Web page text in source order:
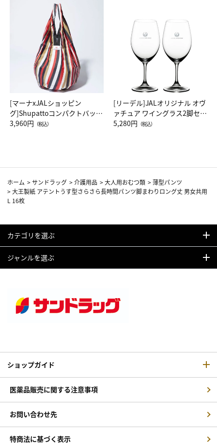
[マーナxJALショッピン
グ]Shupattoコンパクトバッグ
Drop JAL客室乗務員（LC）ス
3,960円 （税込）
[リーデル]JALオリジナル オヴ
ァチュア ワイングラス2脚セッ
ト（レッドワイン）
5,280円 （税込）
ホーム >サンドラッグ >介護用品 >大人用おむつ類 >薄型パンツ
>大王製紙 アテントうす型さらさら長時間パンツ脚まわりロング丈 男女共用
L 16枚
カテゴリを選ぶ
ジャンルを選ぶ
ショップガイド
医薬品販売に関する注意事項
お問い合わせ先
特商法に基づく表示